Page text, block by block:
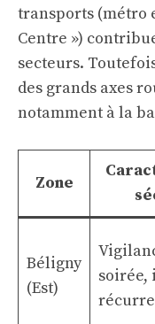
transports (métro
Centre »)
secteurs.
des grands axes
notamment à la
Zone
Béligny
(Est)
soirée,